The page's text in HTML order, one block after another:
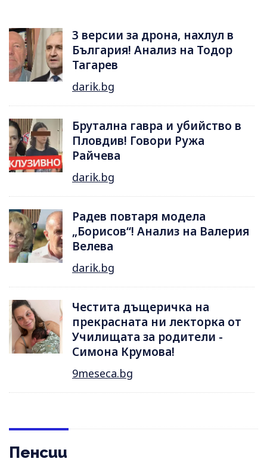
3 версии за дрона, нахлул в
България! Анализ на Тодор
Тагарев
darik.bg
Брутална гавра и убийство в
Пловдив! Говори Ружа
Райчева
darik.bg
Радев повтаря модела
„Борисов“! Анализ на Валерия
Велева
darik.bg
Честита дъщеричка на
прекрасната ни лекторка от
Училищата за родители -
Симона Крумова!
9meseca.bg
Пенсии